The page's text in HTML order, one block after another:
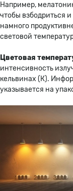
Например,
чтобы взбодриться
намного
световой
Цветовая
интенсивность
кельвинах (К).
указывается на